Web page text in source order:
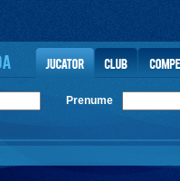
Prenume